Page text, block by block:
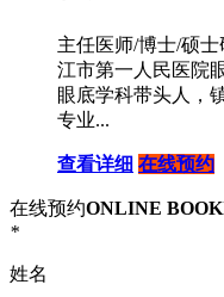
主任医师/博士/硕
江市第一人民医院
眼底学科带头人，
专业...
查看详细 在线预约
在线预约ONLINE
*
姓名